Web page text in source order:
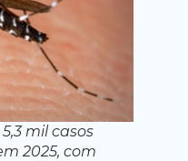
mil casos
2025, com